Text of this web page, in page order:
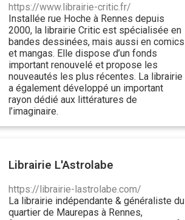
https://www.librairie-critic.fr/
Installée rue Hoche à Rennes depuis
2000, la librairie Critic est spécialisée en
bandes dessinées, mais aussi en comics
et mangas. Elle dispose d’un fonds
important renouvelé et propose les
nouveautés les plus récentes. La librairie
a également développé un important
rayon dédié aux littératures de
l’imaginaire.
Librairie L'Astrolabe
https://librairie-lastrolabe.com/
La librairie indépendante & généraliste du
quartier de Maurepas à Rennes,